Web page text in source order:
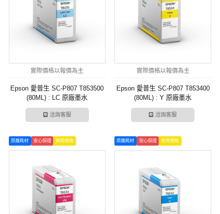
實際價格以報價為主
Epson 愛普生 SC-P807 T853500
(80ML) : LC 原廠墨水
洽詢客服
實際價格以報價為主
Epson 愛普生 SC-P807 T853400
(80ML) : Y 原廠墨水
洽詢客服
原廠耗材 安心保證 商用規格 原廠耗材 安心保證 商用規格